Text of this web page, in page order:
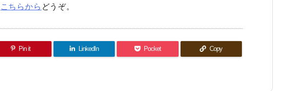
こちらから どうぞ。
Pin it LinkedIn Pocket Copy